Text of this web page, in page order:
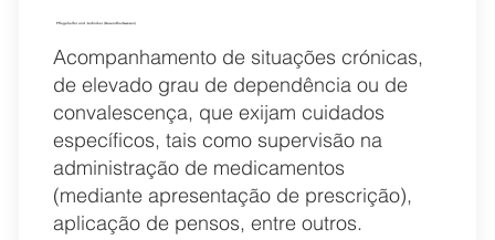
Pflegehelfer und -techniker (Gesundheitswesen)
Acompanhamento de situações crónicas,
de elevado grau de dependência ou de
convalescença, que exijam cuidados
específicos, tais como supervisão na
administração de medicamentos
(mediante apresentação de prescrição),
aplicação de pensos, entre outros.